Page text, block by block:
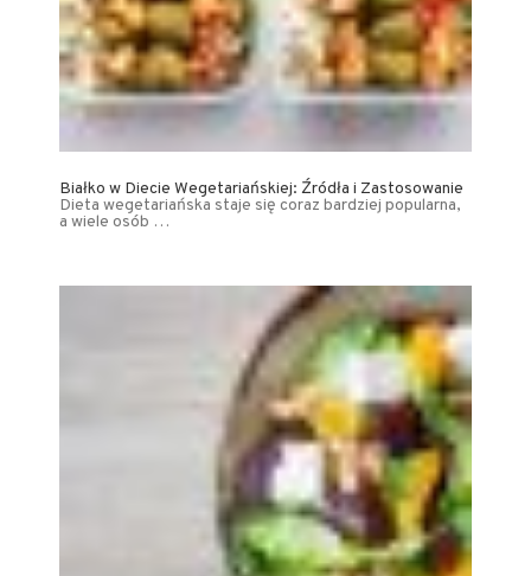
Białko w Diecie Wegetariańskiej: Źródła i Zastosowanie
Dieta wegetariańska staje się coraz bardziej popularna,
a wiele osób …